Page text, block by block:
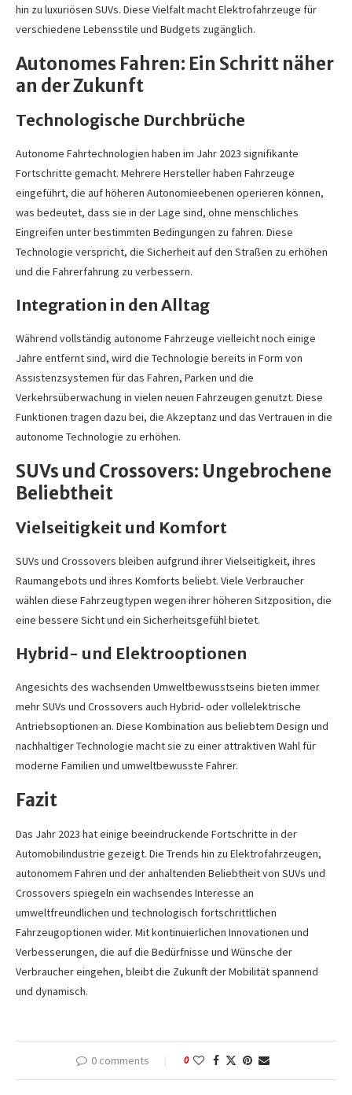
hin zu luxuriösen SUVs. Diese Vielfalt macht Elektrofahrzeuge für
verschiedene Lebensstile und Budgets zugänglich.
Autonomes Fahren: Ein Schritt näher
an der Zukunft
Technologische Durchbrüche
Autonome Fahrtechnologien haben im Jahr 2023 signifikante
Fortschritte gemacht. Mehrere Hersteller haben Fahrzeuge
eingeführt, die auf höheren Autonomieebenen operieren können,
was bedeutet, dass sie in der Lage sind, ohne menschliches
Eingreifen unter bestimmten Bedingungen zu fahren. Diese
Technologie verspricht, die Sicherheit auf den Straßen zu erhöhen
und die Fahrerfahrung zu verbessern.
Integration in den Alltag
Während vollständig autonome Fahrzeuge vielleicht noch einige
Jahre entfernt sind, wird die Technologie bereits in Form von
Assistenzsystemen für das Fahren, Parken und die
Verkehrsüberwachung in vielen neuen Fahrzeugen genutzt. Diese
Funktionen tragen dazu bei, die Akzeptanz und das Vertrauen in die
autonome Technologie zu erhöhen.
SUVs und Crossovers: Ungebrochene
Beliebtheit
Vielseitigkeit und Komfort
SUVs und Crossovers bleiben aufgrund ihrer Vielseitigkeit, ihres
Raumangebots und ihres Komforts beliebt. Viele Verbraucher
wählen diese Fahrzeugtypen wegen ihrer höheren Sitzposition, die
eine bessere Sicht und ein Sicherheitsgefühl bietet.
Hybrid- und Elektrooptionen
Angesichts des wachsenden Umweltbewusstseins bieten immer
mehr SUVs und Crossovers auch Hybrid- oder vollelektrische
Antriebsoptionen an. Diese Kombination aus beliebtem Design und
nachhaltiger Technologie macht sie zu einer attraktiven Wahl für
moderne Familien und umweltbewusste Fahrer.
Fazit
Das Jahr 2023 hat einige beeindruckende Fortschritte in der
Automobilindustrie gezeigt. Die Trends hin zu Elektrofahrzeugen,
autonomem Fahren und der anhaltenden Beliebtheit von SUVs und
Crossovers spiegeln ein wachsendes Interesse an
umweltfreundlichen und technologisch fortschrittlichen
Fahrzeugoptionen wider. Mit kontinuierlichen Innovationen und
Verbesserungen, die auf die Bedürfnisse und Wünsche der
Verbraucher eingehen, bleibt die Zukunft der Mobilität spannend
und dynamisch.
0 comments 0